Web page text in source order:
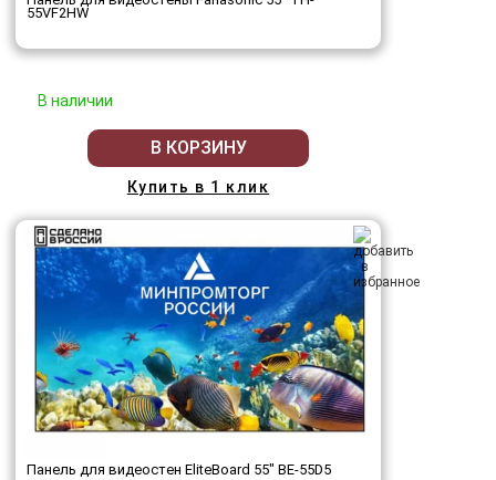
55VF2HW
В наличии
В КОРЗИНУ
Купить в 1 клик
Панель для видеостен EliteBoard 55" BE-55D5